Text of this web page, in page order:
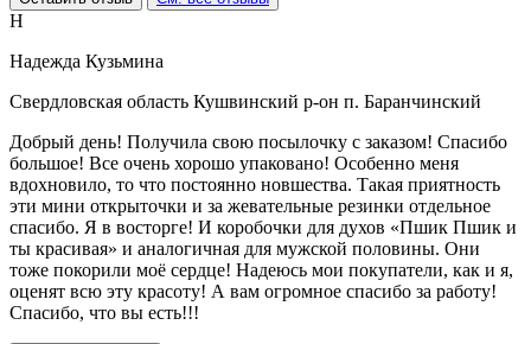
Н
Надежда Кузьмина
Свердловская область Кушвинский р-он п. Баранчинский
Добрый день! Получила свою посылочку с заказом! Спасибо
большое! Все очень хорошо упаковано! Особенно меня
вдохновило, то что постоянно новшества. Такая приятность
эти мини открыточки и за жевательные резинки отдельное
спасибо. Я в восторге! И коробочки для духов «Пшик Пшик и
ты красивая» и аналогичная для мужской половины. Они
тоже покорили моё сердце! Надеюсь мои покупатели, как и я,
оценят всю эту красоту! А вам огромное спасибо за работу!
Спасибо, что вы есть!!!